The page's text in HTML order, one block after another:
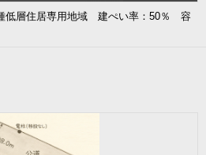
低層住居専用地域 建ぺい率：50％ 容